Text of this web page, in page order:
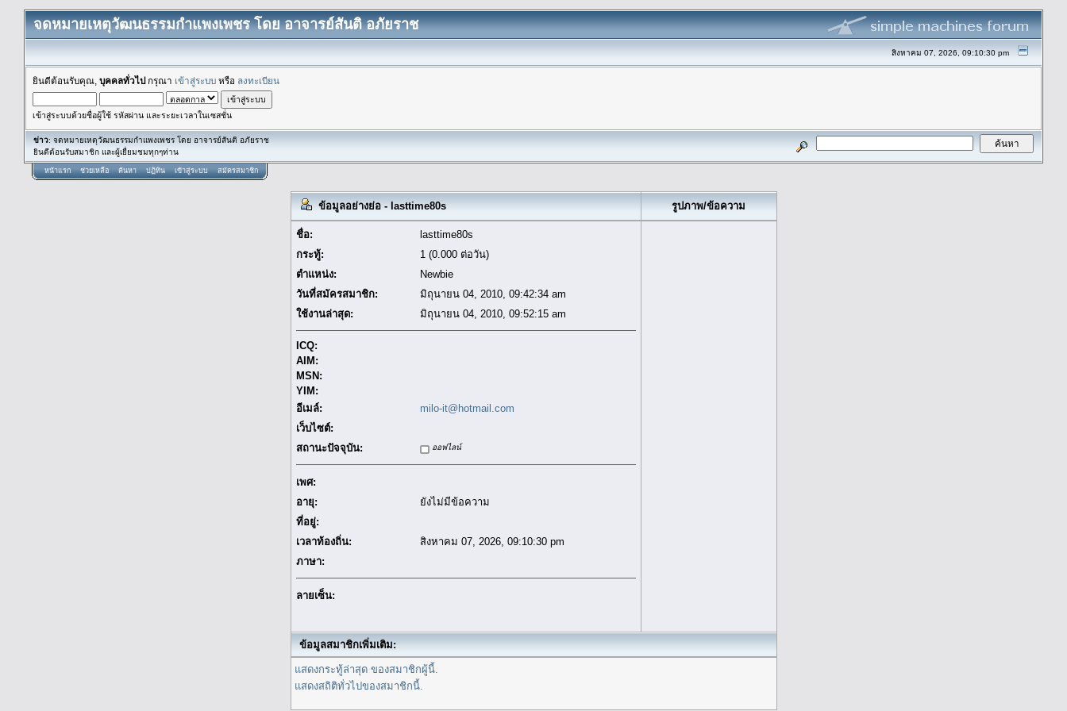
จดหมายเหตุวัฒนธรรมกำแพงเพชร โดย อาจารย์สันติ อภัยราช
สิงหาคม 07, 2026, 09:10:30 pm
ยินดีต้อนรับคุณ, บุคคลทั่วไปกรุณา เข้าสู่ระบบ หรือ ลงทะเบียน
เข้าสู่ระบบด้วยชื่อผู้ใช้ รหัสผ่าน และระยะเวลาในเซสชั่น
ข่าว: จดหมายเหตุวัฒนธรรมกำแพงเพชร โดย อาจารย์สันติ อภัยราช
ยินดีต้อนรับสมาชิก และผู้เยื่ยมชมทุกๆท่าน
หน้าแรก ช่วยเหลือ ค้นหา ปฏิทิน เข้าสู่ระบบ สมัครสมาชิก
ข้อมูลอย่างย่อ - lasttime80s รูปภาพ/ข้อความ
ชื่อ:
lasttime80s
กระทู้:
1 (0.000 ต่อวัน)
ตำแหน่ง:
Newbie
วันที่สมัครสมาชิก:
มิถุนายน 04, 2010, 09:42:34 am
ใช้งานล่าสุด:
มิถุนายน 04, 2010, 09:52:15 am
ICQ:
AIM:
MSN:
YIM:
อีเมล์:
milo-it@hotmail.com
เว็บไซต์:
สถานะปัจจุบัน:
ออฟไลน์
เพศ:
อายุ:
ยังไม่มีข้อความ
ที่อยู่:
เวลาท้องถิ่น:
สิงหาคม 07, 2026, 09:10:30 pm
ภาษา:
ลายเซ็น:
ข้อมูลสมาชิกเพิ่มเติม:
แสดงกระทู้ล่าสุด ของสมาชิกผู้นี้.
แสดงสถิติทั่วไปของสมาชิกนี้.